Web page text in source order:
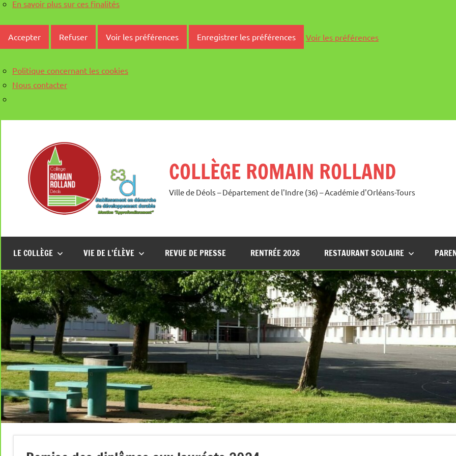
En savoir plus sur ces finalités
Accepter Refuser Voir les préférences Enregistrer les préférences Voir les préférences
Politique concernant les cookies
Nous contacter
COLLÈGE ROMAIN ROLLAND
Ville de Déols – Département de l'Indre (36) – Académie d'Orléans-Tours
LE COLLÈGE VIE DE L’ÉLÈVE REVUE DE PRESSE RENTRÉE 2026 RESTAURANT SCOLAIRE